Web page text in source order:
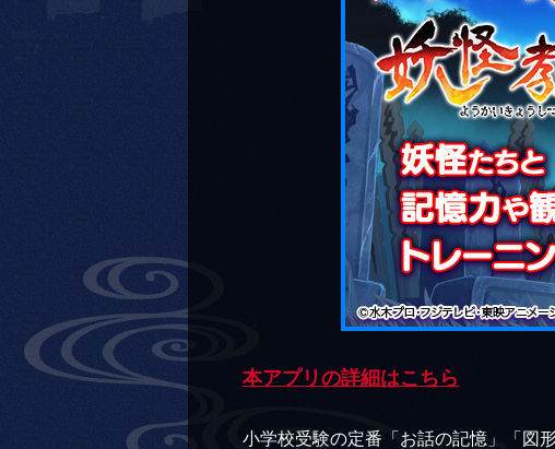
本アプリの詳細はこちら
小学校受験の定番「お話の記憶」「図